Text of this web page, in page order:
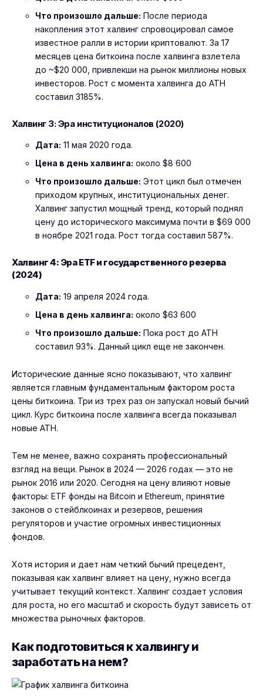
Что произошло дальше: После периода
накопления этот халвинг спровоцировал самое
известное ралли в истории криптовалют. За 17
месяцев цена биткоина после халвинга взлетела
до ~$20 000, привлекши на рынок миллионы новых
инвесторов. Рост с момента халвинга до ATH
составил 3185%.
Халвинг 3: Эра институционалов (2020)
Дата: 11 мая 2020 года.
Цена в день халвинга: около $8 600
Что произошло дальше: Этот цикл был отмечен
приходом крупных, институциональных денег.
Халвинг запустил мощный тренд, который поднял
цену до исторического максимума почти в $69 000
в ноябре 2021 года. Рост тогда составил 587%.
Халвинг 4: Эра ETF и государственного резерва
(2024)
Дата: 19 апреля 2024 года.
Цена в день халвинга: около $63 600
Что произошло дальше: Пока рост до ATH
составил 93%. Данный цикл еще не закончен.
Исторические данные ясно показывают, что халвинг
является главным фундаментальным фактором роста
цены биткоина. Три из трех раз он запускал новый бычий
цикл. Курс биткоина после халвинга всегда показывал
новые ATH.
Тем не менее, важно сохранять профессиональный
взгляд на вещи. Рынок в 2024 — 2026 годах — это не
рынок 2016 или 2020. Сегодня на цену влияют новые
факторы: ETF фонды на Bitcoin и Ethereum, принятие
законов о стейблкоинах и резервов, решения
регуляторов и участие огромных инвестиционных
фондов.
Хотя история и дает нам четкий бычий прецедент,
показывая как халвинг влияет на цену, нужно всегда
учитывает текущий контекст. Халвинг создает условия
для роста, но его масштаб и скорость будут зависеть от
множества рыночных факторов.
Как подготовиться к халвингу и
заработать на нем?